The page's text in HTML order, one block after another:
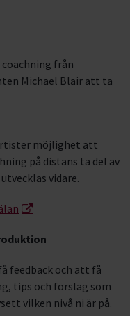
från
Michael Blair att ta
möjlighet att
på distans ta del av
vidare.
feedback och att få
tips och förslag som
vilken nivå ni är på.